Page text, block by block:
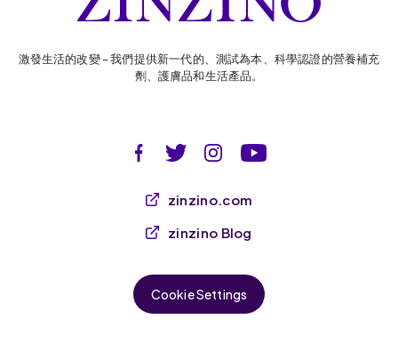
激發生活的改變 – 我們提供新一代的、測試為本、科學認證的營養補充
劑、護膚品和生活產品。
zinzino.com
zinzino Blog
Cookie Settings